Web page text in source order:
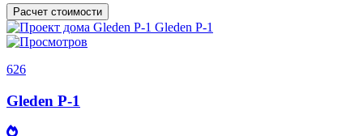
Расчет стоимости
626
Gleden P-1